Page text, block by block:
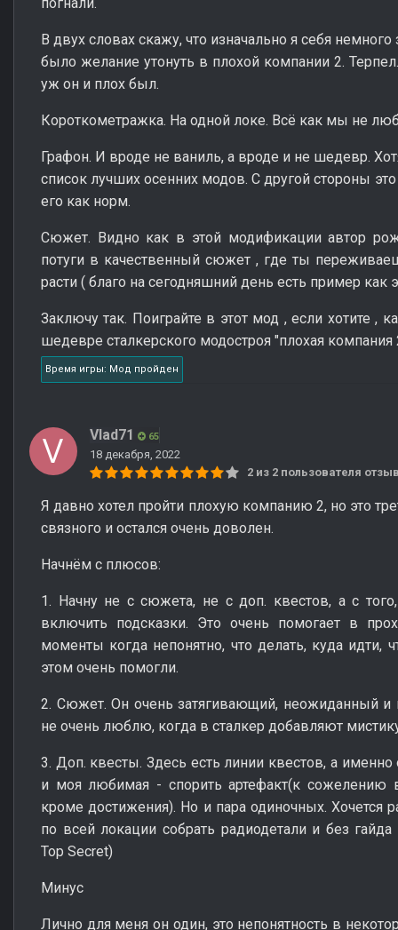
погнали.
В двух словах скажу, что изначально я себя
было желание утонуть в плохой компании 2.
уж он и плох был.
Короткометражка. На одной локе. Всё как мы не
Графон. И вроде не ваниль, а вроде и не шедевр.
список лучших осенних модов. С другой стороны
его как норм.
Сюжет. Видно как в этой модификации автор
потуги в качественный сюжет , где ты
расти ( благо на сегодняшний день есть пример
Заключу так. Поиграйте в этот мод , если хотите ,
шедевре сталкерского модостроя "плохая компания
Время игры: Мод пройден
Vlad71 65
18 декабря, 2022
2 из 2 пользователя
Я давно хотел пройти плохую компанию 2, но это
связного и остался очень доволен.
Начнём с плюсов:
1. Начну не с сюжета, не с доп. квестов, а с
включить подсказки. Это очень помогает в
моменты когда непонятно, что делать, куда идти,
этом очень помогли.
2. Сюжет. Он очень затягивающий, неожиданный и
не очень люблю, когда в сталкер добавляют
3. Доп. квесты. Здесь есть линии квестов, а
и моя любимая - спорить артефакт(к сожелению
кроме достижения). Но и пара одиночных. Хочется
по всей локации собрать радиодетали и без
Top Secret)
Минус
Лично для меня он один, это непонятность в